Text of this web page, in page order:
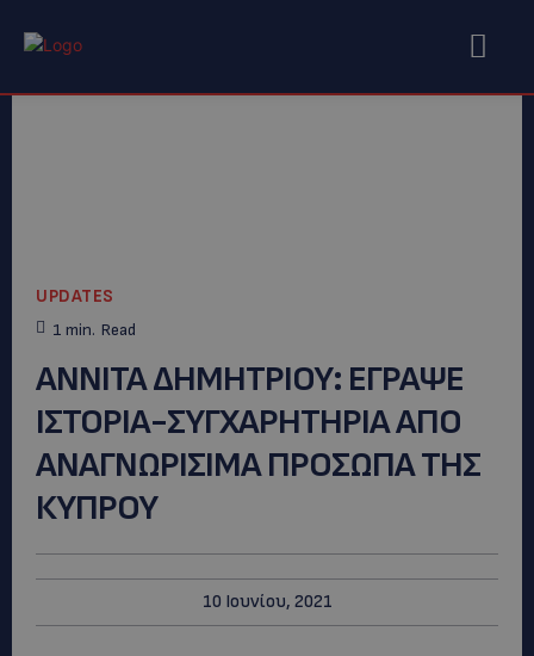
UPDATES
1 min. Read
ΑΝΝΙΤΑ ΔΗΜΗΤΡΙΟΥ: EΓΡΑΨΕ
ΙΣΤΟΡΙΑ-ΣΥΓΧΑΡΗΤΗΡΙΑ ΑΠΟ
ΑΝΑΓΝΩΡΙΣΙΜΑ ΠΡΟΣΩΠΑ ΤΗΣ
ΚΥΠΡΟΥ
10 Ιουνίου, 2021